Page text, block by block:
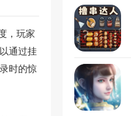
，玩家
通过挂
时的惊